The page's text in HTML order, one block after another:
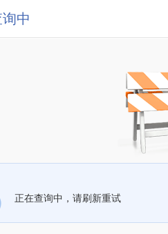
中
正在查询中，请刷新重试